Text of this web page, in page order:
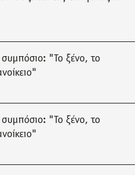
συμπόσιο: "Το ξένο, το
συμπόσιο: "Το ξένο, το